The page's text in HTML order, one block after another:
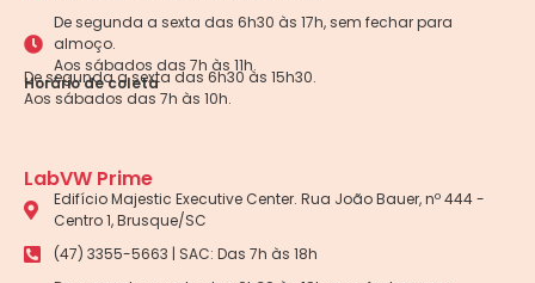
De segunda a sexta das 6h30 às 17h, sem fechar para
almoço.
Aos sábados das 7h às 11h.
Horário de coleta
De segunda a sexta das 6h30 às 15h30.
Aos sábados das 7h às 10h.
LabVW Prime
Edifício Majestic Executive Center. Rua João Bauer, nº 444 -
Centro 1, Brusque/SC
(47) 3355-5663 | SAC: Das 7h às 18h